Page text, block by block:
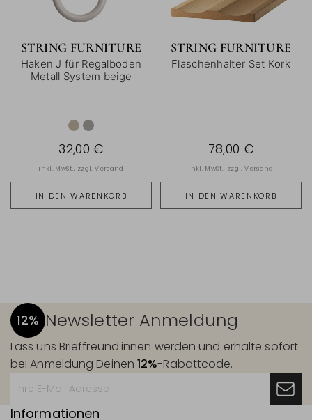
STRING FURNITURE
Haken J für Regalboden
Metall System beige
IN DEN WARENKORB
32,00 €
inkl. MwSt., zzgl.Versand
STRING FURNITURE
Flaschenhalter Set Kork
IN DEN WARENKORB
78,00 €
inkl. MwSt., zzgl.Versand
12% Newsletter Anmeldung
Lass uns Brieffreund:innen werden und erhalte sofort
bei Anmeldung Deinen12%-Rabattcode.
Informationen